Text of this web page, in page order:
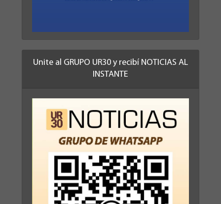
Unite al GRUPO UR30 y recibí NOTICIAS AL
INSTANTE